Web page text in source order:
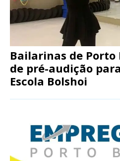
Bailarinas de
de pré-audição
Escola Bolshoi